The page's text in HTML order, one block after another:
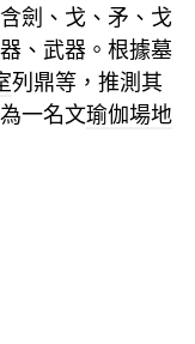
劍、戈、矛、戈
、武器。根據墓
列鼎等，推測其
一名文瑜伽場地